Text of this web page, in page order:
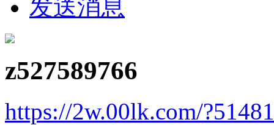
发送消息
z527589766
https://2w.00lk.com/?51481